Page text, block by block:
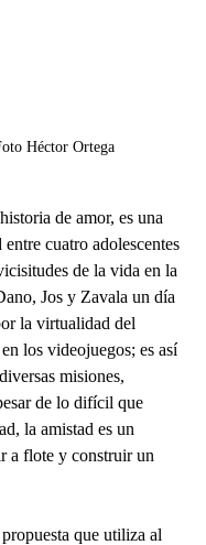
Héctor Ortega
cuatro adolescentes
de la vida en la
Jos y Zavala un día
la virtualidad del
los videojuegos; es así
misiones,
de lo difícil que
la amistad es un
a flote y construir un